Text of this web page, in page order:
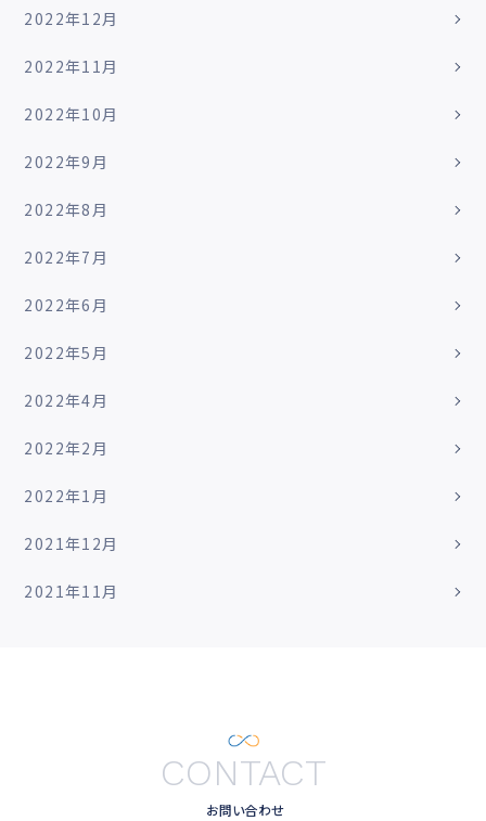
2022年12月
2022年11月
2022年10月
2022年9月
2022年8月
2022年7月
2022年6月
2022年5月
2022年4月
2022年2月
2022年1月
2021年12月
2021年11月
CONTACT
お問い合わせ